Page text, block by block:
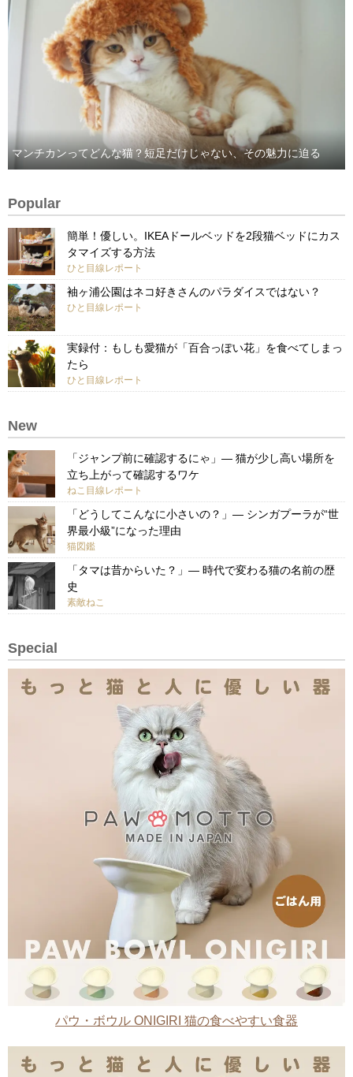
マンチカンってどんな猫？短足だけじゃない、その魅力に迫る
Popular
簡単！優しい。IKEAドールベッドを2段猫ベッドにカス
タマイズする方法
ひと目線レポート
袖ヶ浦公園はネコ好きさんのパラダイスではない？
ひと目線レポート
実録付：もしも愛猫が「百合っぽい花」を食べてしまっ
たら
ひと目線レポート
New
「ジャンプ前に確認するにゃ」— 猫が少し高い場所を
立ち上がって確認するワケ
ねこ目線レポート
「どうしてこんなに小さいの？」— シンガプーラが“世
界最小級”になった理由
猫図鑑
「タマは昔からいた？」— 時代で変わる猫の名前の歴
史
素敵ねこ
Special
パウ・ボウル ONIGIRI 猫の食べやすい食器